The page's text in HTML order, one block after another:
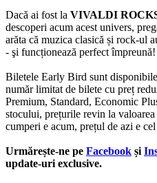
Dacă ai fost la VIVALDI
descoperi acum acest univers,
arăta că muzica clasică și rock-ul
- şi funcționează perfect împreună!
Biletele Early Bird sunt
număr limitat de bilete cu preț
Premium, Standard, Economic
stocului, prețurile revin la valoarea
cumperi e acum, prețul de azi e
Urmărește-ne pe Facebook și
update-uri exclusive.